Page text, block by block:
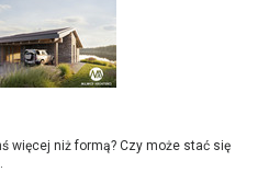
więcej niż formą? Czy może stać się